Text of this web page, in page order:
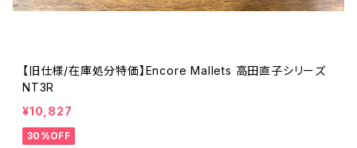
【旧仕様/在庫処分特価】Encore Mallets 高田直子シリーズ
NT3R
¥10,827
30%OFF